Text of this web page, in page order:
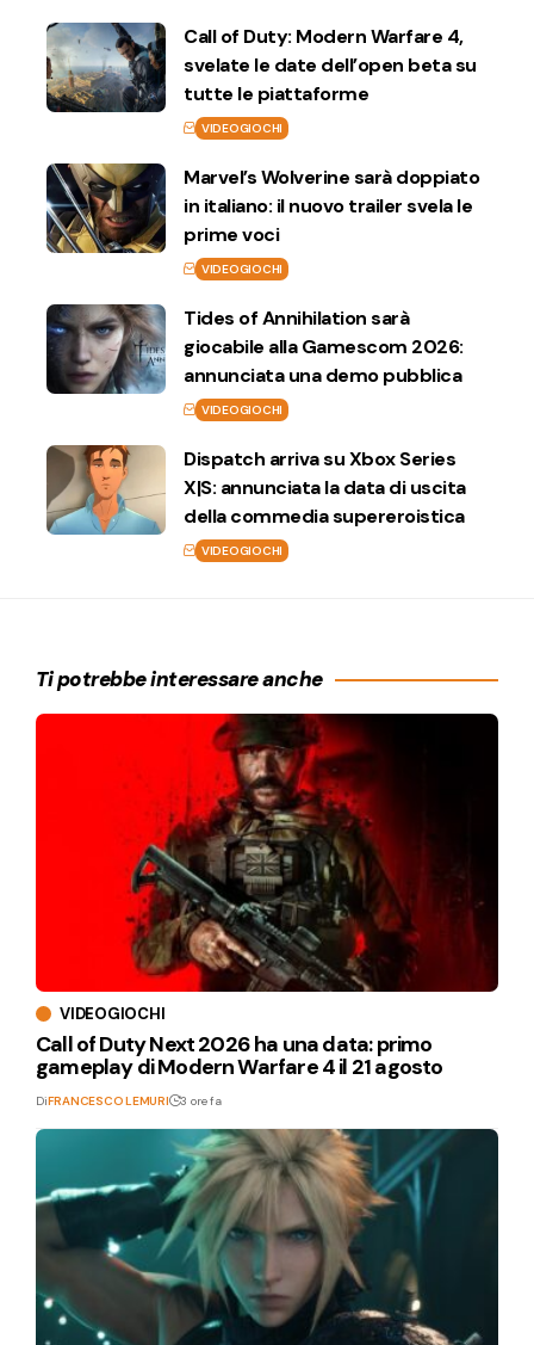
Call of Duty: Modern Warfare 4,
svelate le date dell’open beta su
tutte le piattaforme
VIDEOGIOCHI
Marvel’s Wolverine sarà doppiato
in italiano: il nuovo trailer svela le
prime voci
VIDEOGIOCHI
Tides of Annihilation sarà
giocabile alla Gamescom 2026:
annunciata una demo pubblica
VIDEOGIOCHI
Dispatch arriva su Xbox Series
X|S: annunciata la data di uscita
della commedia supereroistica
VIDEOGIOCHI
Ti potrebbe interessare anche
VIDEOGIOCHI
Call of Duty Next 2026 ha una data: primo
gameplay di Modern Warfare 4 il 21 agosto
DiFRANCESCO LEMURI 3 ore fa